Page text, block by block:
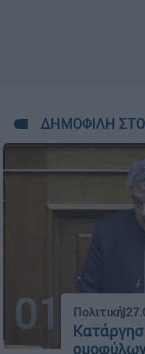
ΔΗΜΟΦΙΛΗ ΣΤΟ
01 Πολιτική|